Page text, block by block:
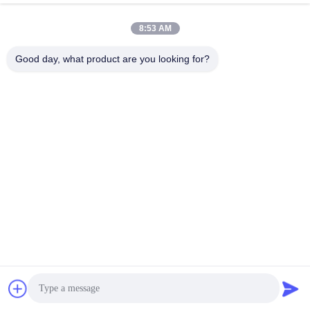
8:53 AM
Good day, what product are you looking for?